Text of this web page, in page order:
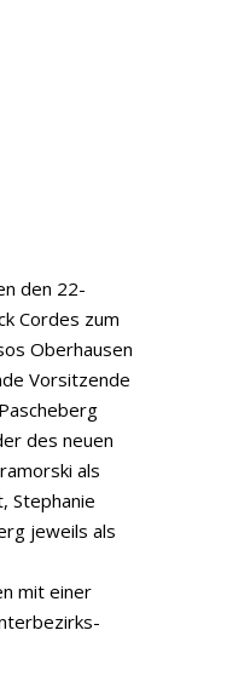
den 22-
Cordes zum
Oberhausen
Vorsitzende
des neuen
als
Stephanie
jeweils als
mit einer